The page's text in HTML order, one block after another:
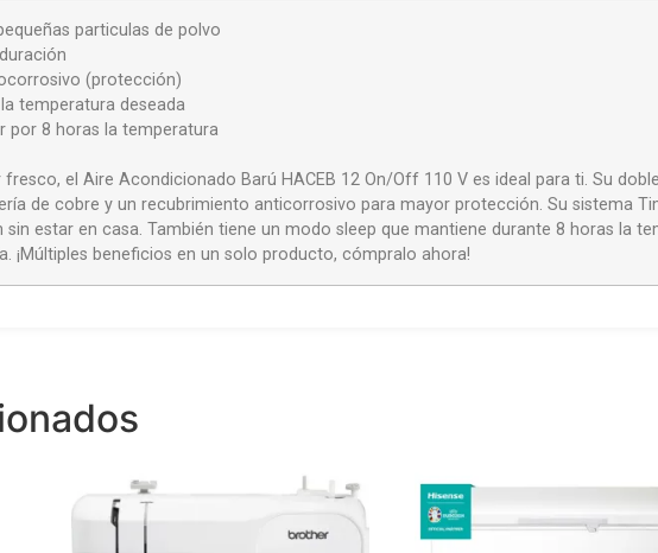
particulas de polvo
(protección)
temperatura deseada
por 8 horas la temperatura
el Aire Acondicionado Barú HACEB 12 On/Off 110 V es ideal para ti. Su
de cobre y un recubrimiento anticorrosivo para mayor protección. Su sistema
estar en casa. También tiene un modo sleep que mantiene durante 8 horas la
¡Múltiples beneficios en un solo producto, cómpralo ahora!